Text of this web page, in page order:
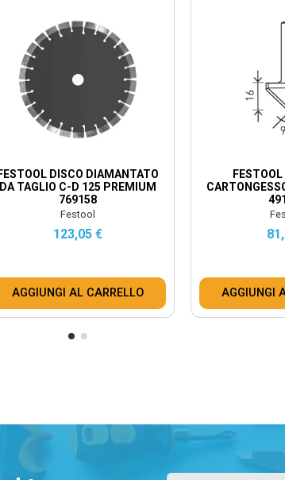
FESTOOL DISCO DIAMANTATO
DA TAGLIO C-D 125 PREMIUM
769158
Festool
123,05 €
AGGIUNGI AL CARRELLO AGGIUNGI